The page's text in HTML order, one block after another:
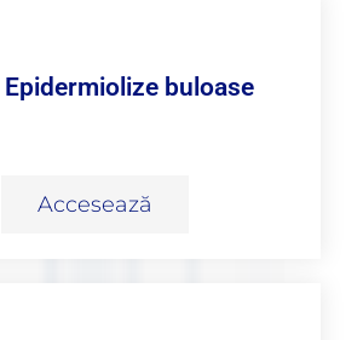
Epidermiolize buloase
Accesează